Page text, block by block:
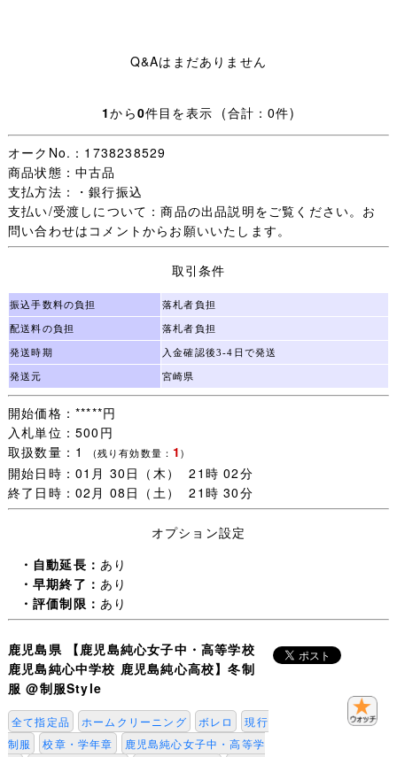
※オークション形式ですが直接取引きもおこなっているため、入札があっても
出品取消しを行う場合がございます。予めご了承ください。
【注意事項】
※落札後、スムーズなお取引をするためにも
「落札から24時間以内のご連絡」、
上記期限内にご連絡ない場合は落札者都合でのキャンセル
となります。
※振込手数料・送料は落札者様のご負担
※入札・落札後のキャンセルは理由を問わずできません。
※疑問な点などがある場合は必ず入札前にコメントからお
問い合わせ下さい。
●制服の採寸数字の単位はcmです。
●採寸はおおよその目安にしてください。
●近年、制服のMCが多いため、現行型・旧型については落札者でご確認くださ
い。
●ご使用のモニターにより色調が現物と異なる場合がございます。
●タイトル下段の全て指定品のタグ付け記載が無い場合、サービス品などとの組
み合わせになります。
【お支払方法】
・地方銀行
・ゆうちょ銀行（他銀行からもお振り込み可能です）
・クレジットカード等は対応しておりません。
【商品発送】
ヤマト運輸 送料元払い（原則）
Q&Aはまだありません
1から0件目を表示 (合計：0件)
オークNo.：1738238529
商品状態：中古品
支払方法：・銀行振込
支払い/受渡しについて：商品の出品説明をご覧ください。お
問い合わせはコメントからお願いいたします。
取引条件
振込手数料の負担 落札者負担
配送料の負担 落札者負担
発送時期 入金確認後3-4日で発送
発送元 宮崎県
開始価格：*****円
入札単位：500円
取扱数量：1
(残り有効数量： 1)
開始日時：01月 30日（木） 21時 02分
終了日時：02月 08日（土） 21時 30分
オプション設定
・自動延長： あり
・早期終了： あり
・評価制限： あり
鹿児島県 【鹿児島純心女子中・高等学校
鹿児島純心中学校 鹿児島純心高校】冬制
服 @制服Style
全て指定品 ホームクリーニング ボレロ
現行
制服
校章・学年章
鹿児島純心女子中・高等学